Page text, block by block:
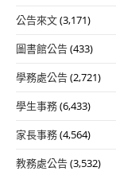
公告來文(3,171)
圖書館公告(433)
學務處公告(2,721)
學生事務(6,433)
家長事務(4,564)
教務處公告(3,532)